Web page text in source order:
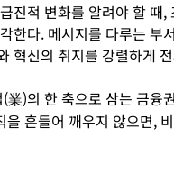
진적 변화를 알려야 할 때
한다. 메시지를 다루는 부
혁신의 취지를 강렬하게
(業)의 한 축으로 삼는 금
을 흔들어 깨우지 않으면,